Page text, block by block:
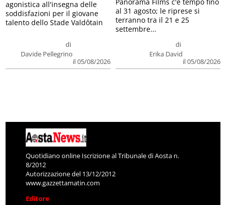
di
Davide Pellegrino
il 05/08/2026
agonistica all'insegna delle
soddisfazioni per il giovane
talento dello Stade Valdôtain
di
Erika David
il 05/08/2026
Panorama Films c'è tempo fino
al 31 agosto; le riprese si
terranno tra il 21 e 25
settembre...
Quotidiano online Iscrizione al Tribunale di Aosta n.
8/2012
Autorizzazione del 13/12/2012
www.gazzettamatin.com
Editore